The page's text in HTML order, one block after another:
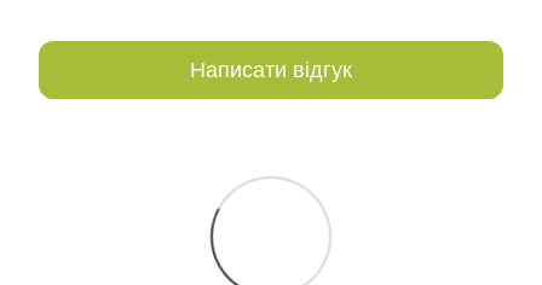
Написати відгук